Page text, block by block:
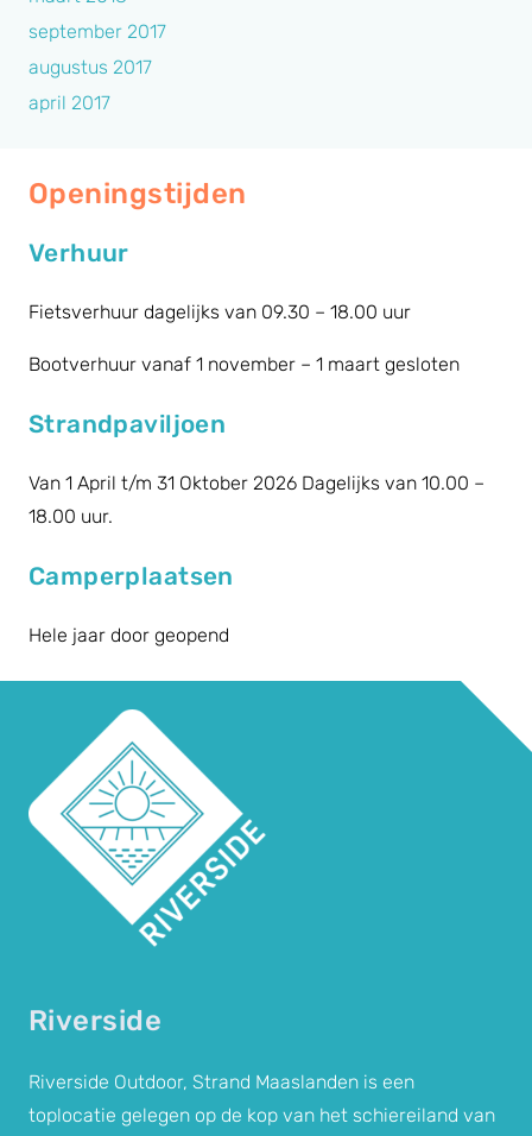
september 2017
augustus 2017
april 2017
Openingstijden
Verhuur
Fietsverhuur dagelijks van 09.30 – 18.00 uur
Bootverhuur vanaf 1 november – 1 maart gesloten
Strandpaviljoen
Van 1 April t/m 31 Oktober 2026 Dagelijks van 10.00 –
18.00 uur.
Camperplaatsen
Hele jaar door geopend
Riverside
Riverside Outdoor, Strand Maaslanden is een
toplocatie gelegen op de kop van het schiereiland van